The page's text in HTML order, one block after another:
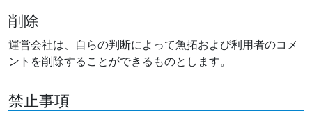
削除
運営会社は、自らの判断によって魚拓および利用者のコメ
ントを削除することができるものとします。
禁止事項